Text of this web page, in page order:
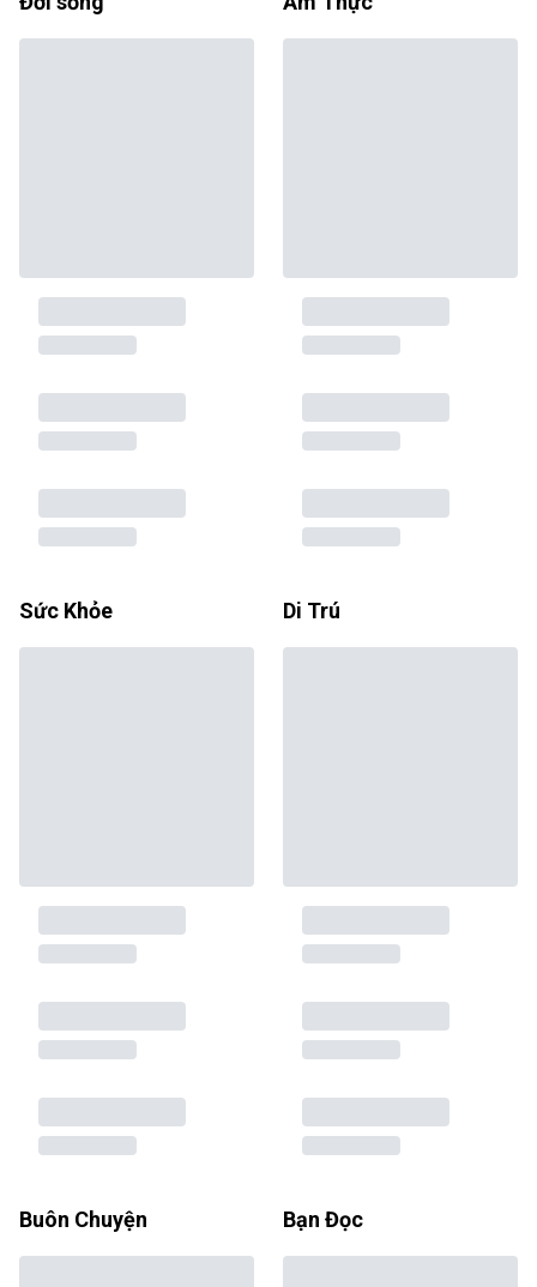
Sức Khỏe Di Trú
Buôn Chuyện Bạn Đọc